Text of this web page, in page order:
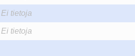
Ei tietoja
Ei tietoja